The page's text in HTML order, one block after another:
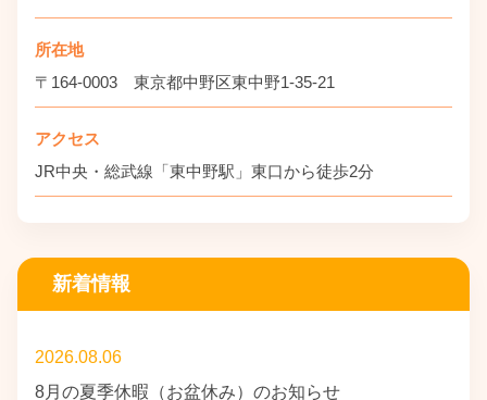
所在地
〒164-0003 東京都中野区東中野1-35-21
アクセス
JR中央・総武線「東中野駅」東口から徒歩2分
新着情報
2026.08.06
8月の夏季休暇（お盆休み）のお知らせ